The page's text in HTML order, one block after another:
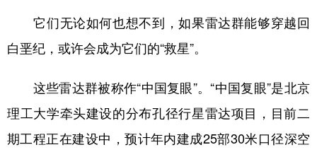
它们无论如何也想不到，如果雷达群能够穿越回
白垩纪，或许会成为它们的“救星”。
这些雷达群被称作“中国复眼”。“中国复眼”是北京
理工大学牵头建设的分布孔径行星雷达项目，目前二
期工程正在建设中，预计年内建成25部30米口径深空